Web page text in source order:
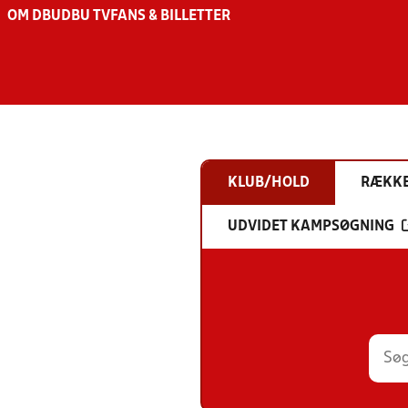
OM DBU DBU TV FANS & BILLETTER
KLUB/HOLD
UDVIDET KAMPSØGNING